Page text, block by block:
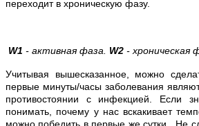
переходит в хроническую фазу.
W1 - активная фаза. W2 - хроническая
Учитывая вышесказанное, можно
первые минуты/часы заболевания
противостоянии с инфекцией. Если
понимать, почему у нас вскакивает